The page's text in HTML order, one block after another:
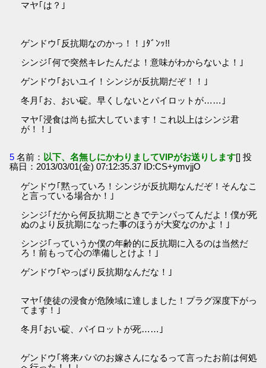
マヤ｢は？｣
ゲンドウ｢反抗期なのかっ！！｣ﾀﾞﾝｯ!!
シンジ｢何で突然キレたんだよ！意味がわからないよ！｣
ゲンドウ｢おいユイ！シンジが反抗期だぞ！！｣
冬月｢お、おい碇。早くしないとパイロットが……｣
マヤ｢浸食は尚も拡大しています！これ以上はシンジ君
が！！｣
5 名前： 以下、名無しにかわりましてVIPがお送りします[] 投
稿日：2013/03/01(金) 07:12:35.37 ID:CS+ymvjjO
ゲンドウ｢黙っていろ！シンジが反抗期なんだぞ！そんなこ
と言っている場合か！｣
シンジ｢だから何反抗期ごときでテンパってんだよ！僕が死
ぬのより反抗期になった事のほうが大変なのかよ！｣
シンジ｢っていうか僕の年齢的に反抗期に入るのは当然だ
ろ！前もって心の準備しとけよ！｣
ゲンドウ｢やっぱり反抗期なんだな！｣
マヤ｢使徒の浸食が危険域に達しました！プラグ深度下がっ
てます！｣
冬月｢おい碇、パイロットが死……｣
ゲンドウ｢将来パパのお嫁さんになるって言ったお前は何処